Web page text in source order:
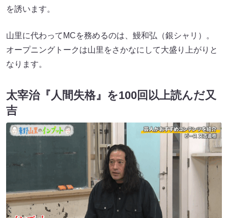
を誘います。
山里に代わってMCを務めるのは、鰻和弘（銀シャリ）。
オープニングトークは山里をさかなにして大盛り上がりと
なります。
太宰治『人間失格』を100回以上読んだ又
吉